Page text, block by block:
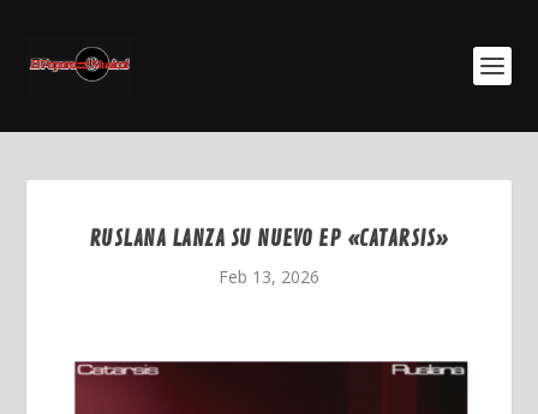
RUSLANA LANZA SU NUEVO EP «CATARSIS»
Feb 13, 2026